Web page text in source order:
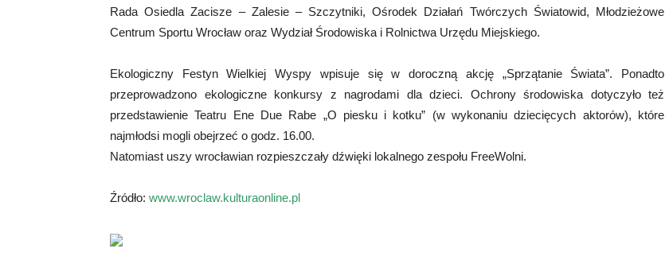
Rada Osiedla Zacisze – Zalesie – Szczytniki, Ośrodek Działań Twórczych Światowid, Młodzieżowe
Centrum Sportu Wrocław oraz Wydział Środowiska i Rolnictwa Urzędu Miejskiego.
Ekologiczny Festyn Wielkiej Wyspy wpisuje się w doroczną akcję „Sprzątanie Świata”. Ponadto
przeprowadzono ekologiczne konkursy z nagrodami dla dzieci. Ochrony środowiska dotyczyło też
przedstawienie Teatru Ene Due Rabe „O piesku i kotku” (w wykonaniu dziecięcych aktorów), które
najmłodsi mogli obejrzeć o godz. 16.00.
Natomiast uszy wrocławian rozpieszczały dźwięki lokalnego zespołu FreeWolni.
Źródło: www.wroclaw.kulturaonline.pl